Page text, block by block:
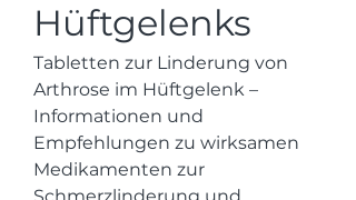
Hüftgelenks
Tabletten zur Linderung von
Arthrose im Hüftgelenk –
Informationen und
Empfehlungen zu wirksamen
Medikamenten zur